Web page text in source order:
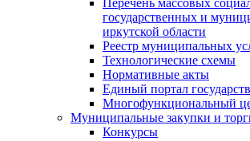
Перечень массовых
государственных и
иркутской области
Реестр муниципальных
Технологические схемы
Нормативные акты
Единый портал
Многофункциональный
Муниципальные закупки и
Конкурсы